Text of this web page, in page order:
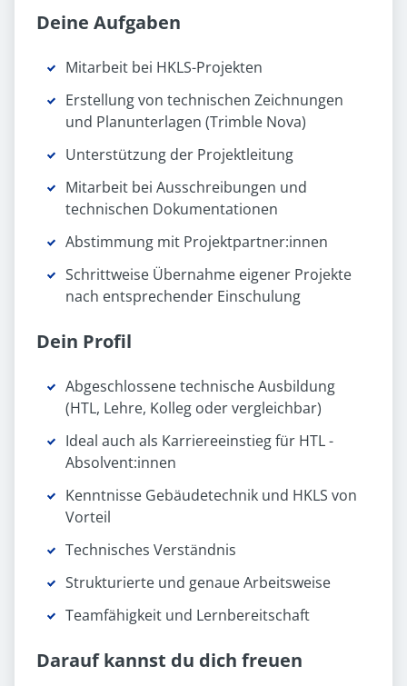
Deine Aufgaben
Mitarbeit bei HKLS-Projekten
Erstellung von technischen Zeichnungen
und Planunterlagen (Trimble Nova)
Unterstützung der Projektleitung
Mitarbeit bei Ausschreibungen und
technischen Dokumentationen
Abstimmung mit Projektpartner:innen
Schrittweise Übernahme eigener Projekte
nach entsprechender Einschulung
Dein Profil
Abgeschlossene technische Ausbildung
(HTL, Lehre, Kolleg oder vergleichbar)
Ideal auch als Karriereeinstieg für HTL -
Absolvent:innen
Kenntnisse Gebäudetechnik und HKLS von
Vorteil
Technisches Verständnis
Strukturierte und genaue Arbeitsweise
Teamfähigkeit und Lernbereitschaft
Darauf kannst du dich freuen